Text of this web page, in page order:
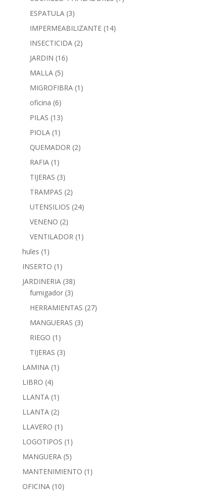
ESPATULA (3)
IMPERMEABILIZANTE (14)
INSECTICIDA (2)
JARDIN (16)
MALLA (5)
MIGROFIBRA (1)
oficina (6)
PILAS (13)
PIOLA (1)
QUEMADOR (2)
RAFIA (1)
TIJERAS (3)
TRAMPAS (2)
UTENSILIOS (24)
VENENO (2)
VENTILADOR (1)
hules (1)
INSERTO (1)
JARDINERIA (38)
fumigador (3)
HERRAMIENTAS (27)
MANGUERAS (3)
RIEGO (1)
TIJERAS (3)
LAMINA (1)
LIBRO (4)
LLANTA (1)
LLANTA (2)
LLAVERO (1)
LOGOTIPOS (1)
MANGUERA (5)
MANTENIMIENTO (1)
OFICINA (10)